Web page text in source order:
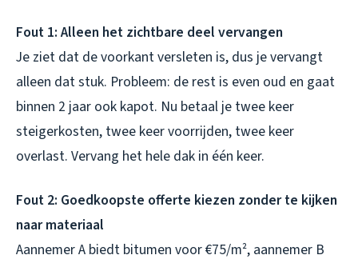
Fout 1: Alleen het zichtbare deel vervangen
Je ziet dat de voorkant versleten is, dus je vervangt
alleen dat stuk. Probleem: de rest is even oud en gaat
binnen 2 jaar ook kapot. Nu betaal je twee keer
steigerkosten, twee keer voorrijden, twee keer
overlast. Vervang het hele dak in één keer.
Fout 2: Goedkoopste offerte kiezen zonder te kijken
naar materiaal
Aannemer A biedt bitumen voor €75/m², aannemer B